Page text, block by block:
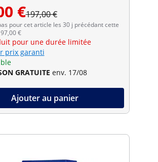
€197,00 €
pour cet article les 30 j précédant cette
€
pour une durée limitée
prix garanti
GRATUITE env. 17/08
Ajouter au panier